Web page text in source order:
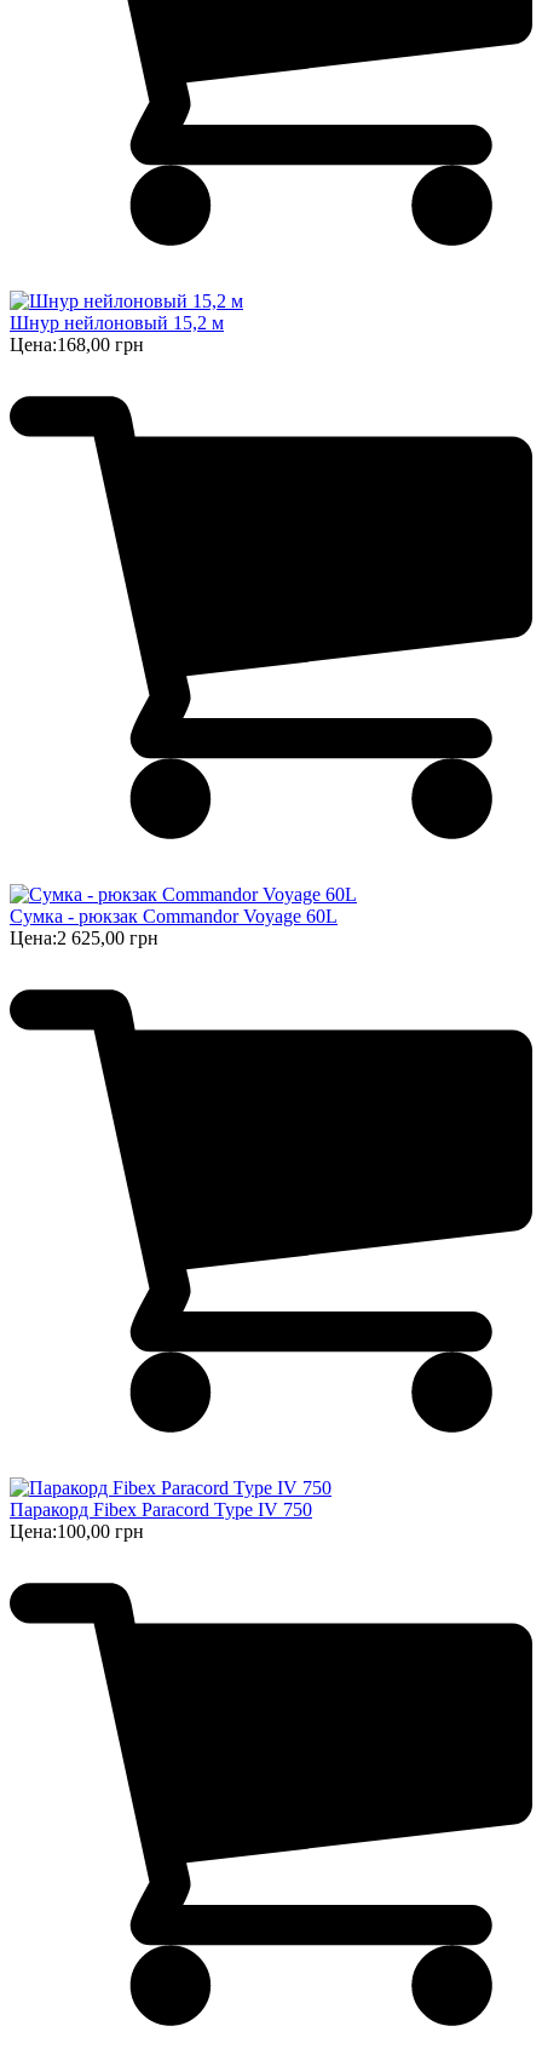
Шнур нейлоновый 15,2 м
Цена:168,00 грн
Сумка - рюкзак Commandor Voyage 60L
Цена:2 625,00 грн
Паракорд Fibex Paracord Type IV 750
Цена:100,00 грн